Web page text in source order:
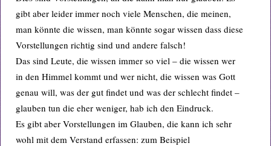
gibt aber leider immer noch viele Menschen, die meinen,
man könnte die wissen, man könnte sogar wissen dass diese
Vorstellungen richtig sind und andere falsch!
Das sind Leute, die wissen immer so viel – die wissen wer
in den Himmel kommt und wer nicht, die wissen was Gott
genau will, was der gut findet und was der schlecht findet –
glauben tun die eher weniger, hab ich den Eindruck.
Es gibt aber Vorstellungen im Glauben, die kann ich sehr
wohl mit dem Verstand erfassen: zum Beispiel